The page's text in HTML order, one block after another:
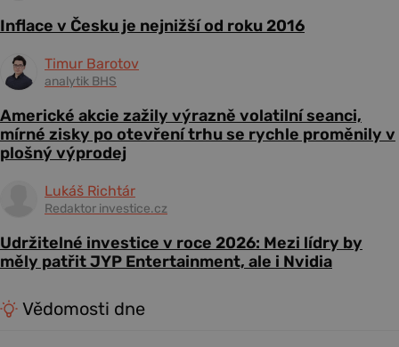
Inflace v Česku je nejnižší od roku 2016
Timur Barotov
analytik BHS
Americké akcie zažily výrazně volatilní seanci,
mírné zisky po otevření trhu se rychle proměnily v
plošný výprodej
Lukáš Richtár
Redaktor investice.cz
Udržitelné investice v roce 2026: Mezi lídry by
měly patřit JYP Entertainment, ale i Nvidia
Vědomosti dne